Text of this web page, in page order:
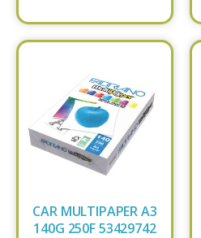
CAR MULTIPAPER A3
140G 250F 53429742